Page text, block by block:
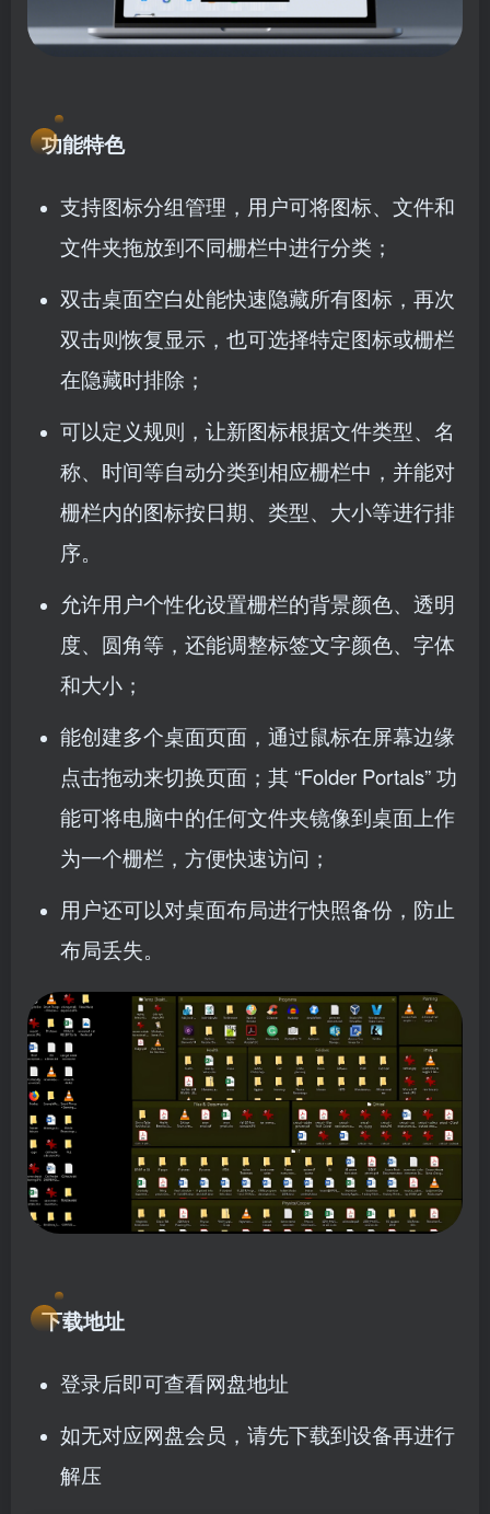
功能特色
支持图标分组管理，用户可将图标、文件和
文件夹拖放到不同栅栏中进行分类；
双击桌面空白处能快速隐藏所有图标，再次
双击则恢复显示，也可选择特定图标或栅栏
在隐藏时排除；
可以定义规则，让新图标根据文件类型、名
称、时间等自动分类到相应栅栏中，并能对
栅栏内的图标按日期、类型、大小等进行排
序。
允许用户个性化设置栅栏的背景颜色、透明
度、圆角等，还能调整标签文字颜色、字体
和大小；
能创建多个桌面页面，通过鼠标在屏幕边缘
点击拖动来切换页面；其 “Folder Portals” 功
能可将电脑中的任何文件夹镜像到桌面上作
为一个栅栏，方便快速访问；
用户还可以对桌面布局进行快照备份，防止
布局丢失。
下载地址
登录后即可查看网盘地址
如无对应网盘会员，请先下载到设备再进行
解压